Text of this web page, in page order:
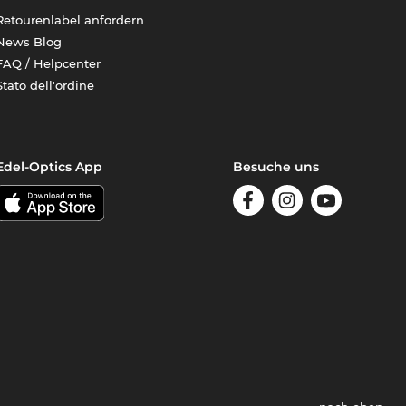
anfordern
Blog
/ Helpcenter
dell'ordine
Optics App Besuche uns